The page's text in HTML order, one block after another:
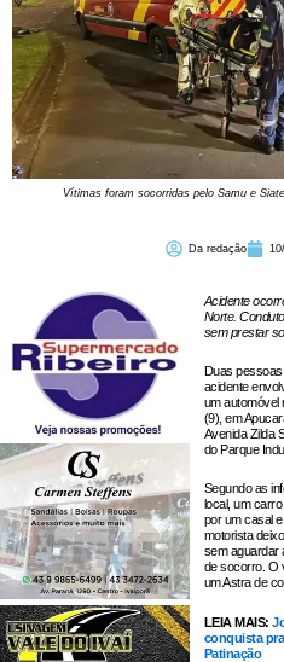
Vítimas foram socorridas pelo Samu e
Da redação
Acidente
Norte.
sem prestar
Duas
acidente
um automóvel
(9), em
Avenida Zilda
do Parque
Segundo as
local, um
por um casal
motorista
sem aguardar
de socorro. O
um Astra de
LEIA MAIS:
conquista
Patinação